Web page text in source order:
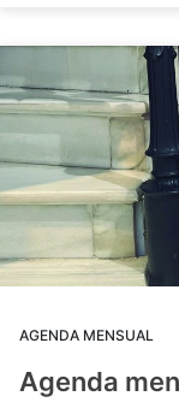
AGENDA MENSUAL
Agenda